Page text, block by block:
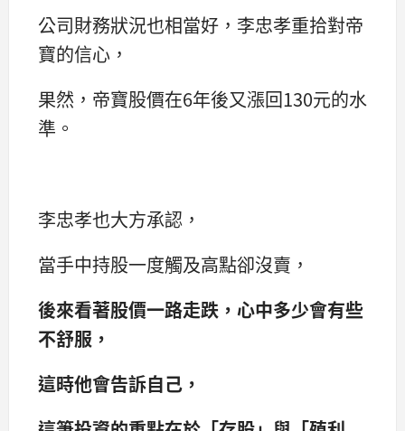
公司財務狀況也相當好，李忠孝重拾對帝
寶的信心，
果然，帝寶股價在6年後又漲回130元的水
準。
李忠孝也大方承認，
當手中持股一度觸及高點卻沒賣，
後來看著股價一路走跌，心中多少會有些
不舒服，
這時他會告訴自己，